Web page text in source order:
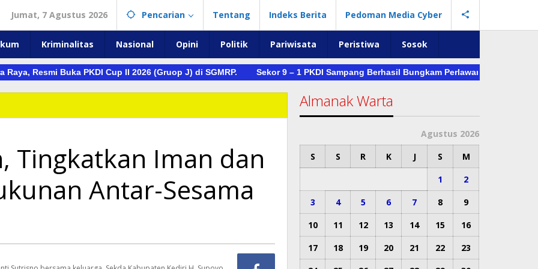
Jumat, 7 Agustus 2026 Pencarian Tentang Indeks Berita Pedoman Media Cyber
Kriminalitas Nasional Opini Politik Pariwisata Peristiwa Sosok
Buka PKDI Cup II 2026 (Gruop J) di SGMRP. Sekor 9 – 1 PKDI Sampang Berhasil Bungkam Perlawanan PKDI Sumenep
Tingkatkan Iman dan
Antar-Sesama
Almanak Warta
Agustus 2026
S
S R K J S
M
1
2
3
4 5 6 7 8
9
10
11 12 13 14 15
16
17
18 19 20 21 22
23